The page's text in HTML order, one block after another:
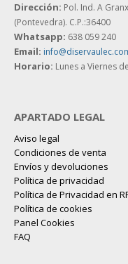
Dirección: Pol. Ind. A
(Pontevedra). C.P.:36400
Whatsapp: 638 059 240
Email:
Horario: Lunes a Viernes
APARTADO LEGAL
Aviso legal
Condiciones de venta
Envíos y devoluciones
Política de privacidad
Política de Privacidad en
Política de cookies
Panel Cookies
FAQ